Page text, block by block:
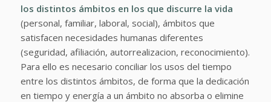
los distintos ámbitos en los que discurre la vida
(personal, familiar, laboral, social), ámbitos que
satisfacen necesidades humanas diferentes
(seguridad, afiliación, autorrealizacion, reconocimiento).
Para ello es necesario conciliar los usos del tiempo
entre los distintos ámbitos, de forma que la dedicación
en tiempo y energía a un ámbito no absorba o elimine